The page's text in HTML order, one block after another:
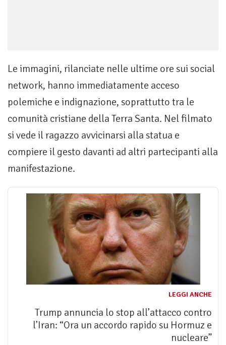
Le immagini, rilanciate nelle ultime ore sui social
network, hanno immediatamente acceso
polemiche e indignazione, soprattutto tra le
comunità cristiane della Terra Santa. Nel filmato
si vede il ragazzo avvicinarsi alla statua e
compiere il gesto davanti ad altri partecipanti alla
manifestazione.
LEGGI ANCHE
Trump annuncia lo stop all’attacco contro
l’Iran: “Ora un accordo rapido su Hormuz e
nucleare”